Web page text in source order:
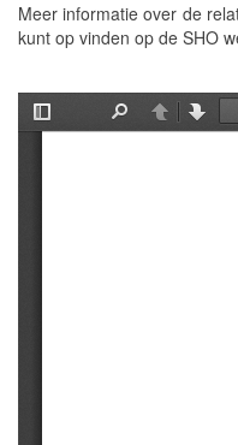
Meer informatie over de
kunt op vinden op de SHO